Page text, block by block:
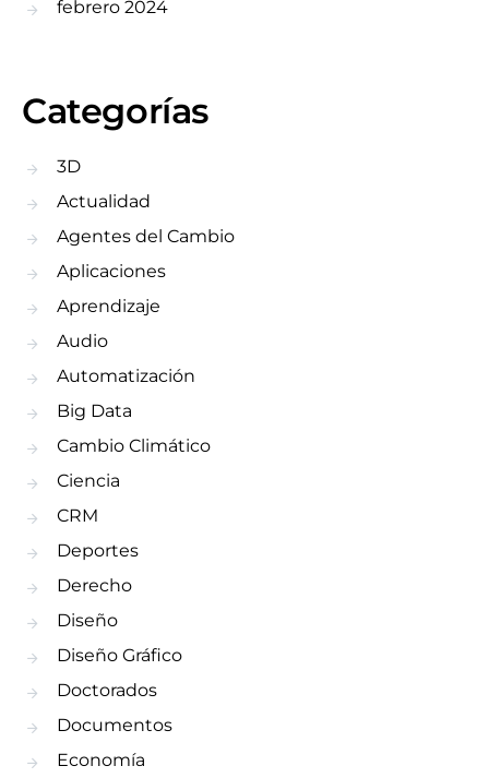
febrero 2024
Categorías
3D
Actualidad
Agentes del Cambio
Aplicaciones
Aprendizaje
Audio
Automatización
Big Data
Cambio Climático
Ciencia
CRM
Deportes
Derecho
Diseño
Diseño Gráfico
Doctorados
Documentos
Economía